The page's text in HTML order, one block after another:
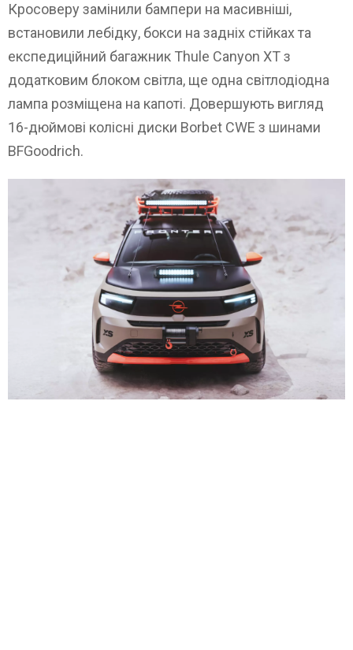
Кросоверу замінили бампери на масивніші,
встановили лебідку, бокси на задніх стійках та
експедиційний багажник Thule Canyon XT з
додатковим блоком світла, ще одна світлодіодна
лампа розміщена на капоті. Довершують вигляд
16-дюймові колісні диски Borbet CWE з шинами
BFGoodrich.